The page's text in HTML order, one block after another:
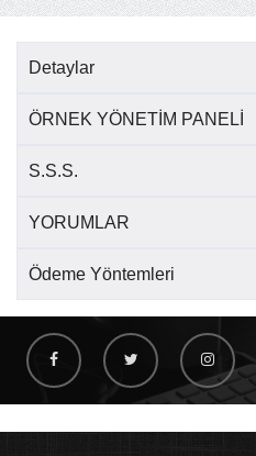
Detaylar
ÖRNEK YÖNETİM PANELİ
S.S.S.
YORUMLAR
Ödeme Yöntemleri